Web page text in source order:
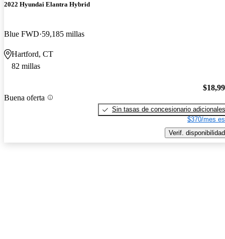
2022 Hyundai Elantra Hybrid
Blue FWD 59,185 millas
Hartford, CT
82 millas
Buena oferta
Sin tasas de concesionario adicionales
$370/mes
Verif. disponibilidad